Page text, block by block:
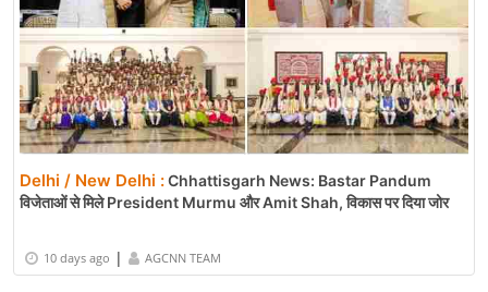
Delhi / New Delhi :Chhattisgarh News: Bastar Pandum
विजेताओं से मिले President Murmu और Amit Shah, विकास पर दिया जोर
10 days ago | AGCNN TEAM